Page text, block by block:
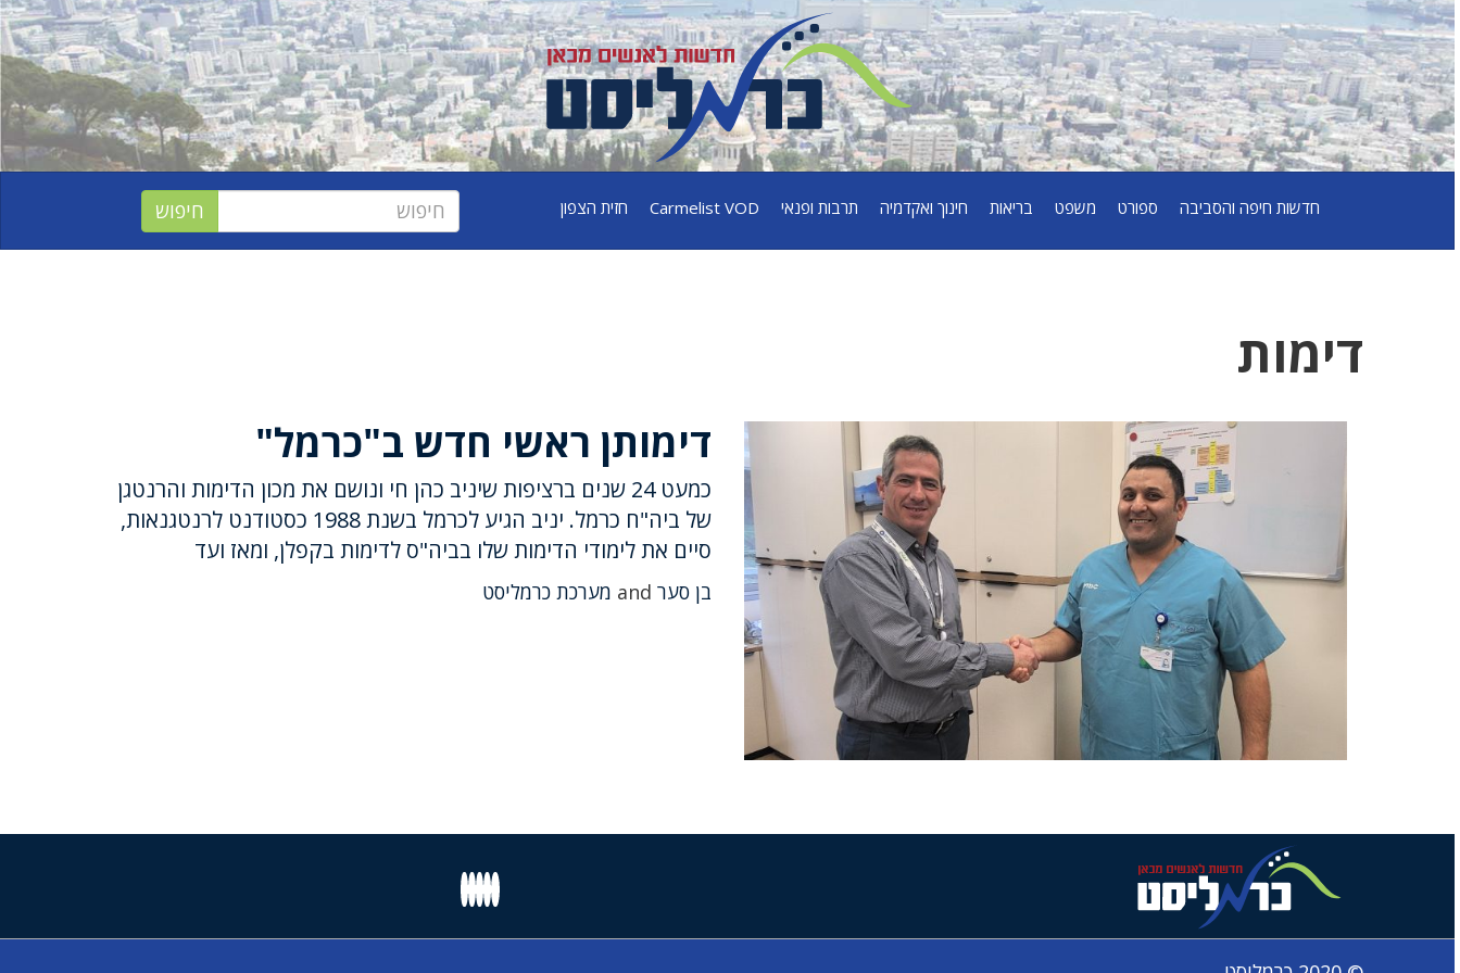
חדשות חיפה והסביבה ספורט משפט בריאות חינוך ואקדמיה תרבות ופנאי Carmelist VOD חזית הצפון
דימות
דימותן ראשי‎ חדש ב"כרמל"
כמעט 24 שנים ברציפות שיניב כהן חי ונושם את מכון הדימות והרנטגן
של ביה"ח כרמל. יניב הגיע לכרמל בשנת 1988 כסטודנט לרנטגנאות,
סיים את לימודי הדימות שלו בביה"ס לדימות בקפלן, ומאז ועד
בן סער מערכת כרמליסט